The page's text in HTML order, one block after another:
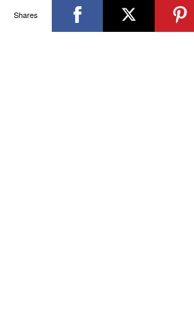
Shares